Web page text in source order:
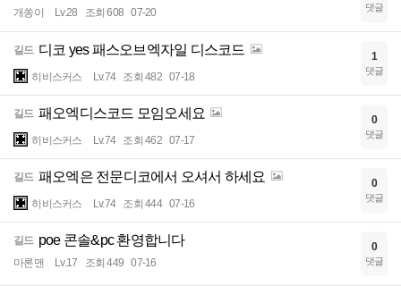
개쏭이 Lv.28 조회 608 07-20 댓글
길드 디코 yes 패스오브엑자일 디스코드
히비스커스 Lv.74 조회 482 07-18
1
댓글
길드 패오엑디스코드 모임오세요
히비스커스 Lv.74 조회 462 07-17
0
댓글
길드 패오엑은 전문디코에서 오셔서 하세요
히비스커스 Lv.74 조회 444 07-16
0
댓글
길드 poe 콘솔&pc 환영합니다
마론맨 Lv.17 조회 449 07-16
0
댓글